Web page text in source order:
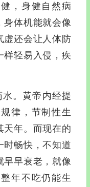
，身健自然病
身体机能就会像
虚还会让人体防
样轻易入侵，疾
。黄帝内经提
律，节制性生
天年。而现在的
时畅快，不知道
早早衰老，就像
年不吃仍能生